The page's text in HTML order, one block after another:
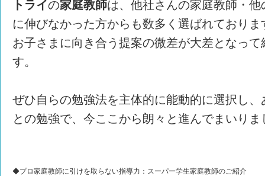
トライの家庭教師は、他社さんの家庭教師・
に伸びなかった方からも数多く選ばれており
お子さまに向き合う提案の微差が大差となっ
す。
ぜひ自らの勉強法を主体的に能動的に選択し
との勉強で、今ここから朗々と進んでまいりま
◆プロ家庭教師に引けを取らない指導力：スーパー学生家庭教師のご紹介